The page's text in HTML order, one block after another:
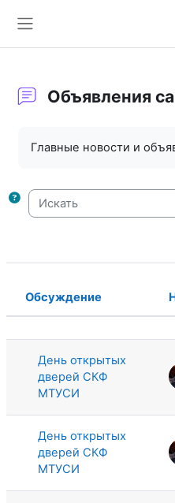
Объявления
Главные новости и
Искать
Статус
Обсуждение
День открытых
дверей СКФ
МТУСИ
День открытых
дверей СКФ
МТУСИ